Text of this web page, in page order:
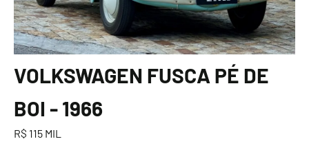
VOLKSWAGEN FUSCA PÉ DE
BOI - 1966
R$ 115 MIL